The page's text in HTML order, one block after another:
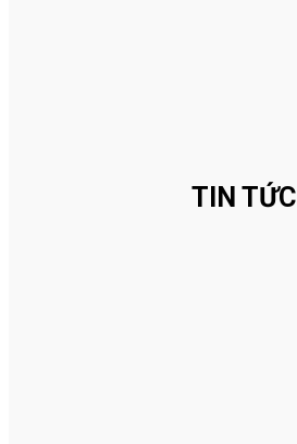
TIN TỨC